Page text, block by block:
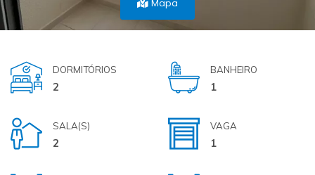
Mapa
DORMITÓRIOS
2
BANHEIRO
1
SALA(S)
2
VAGA
1